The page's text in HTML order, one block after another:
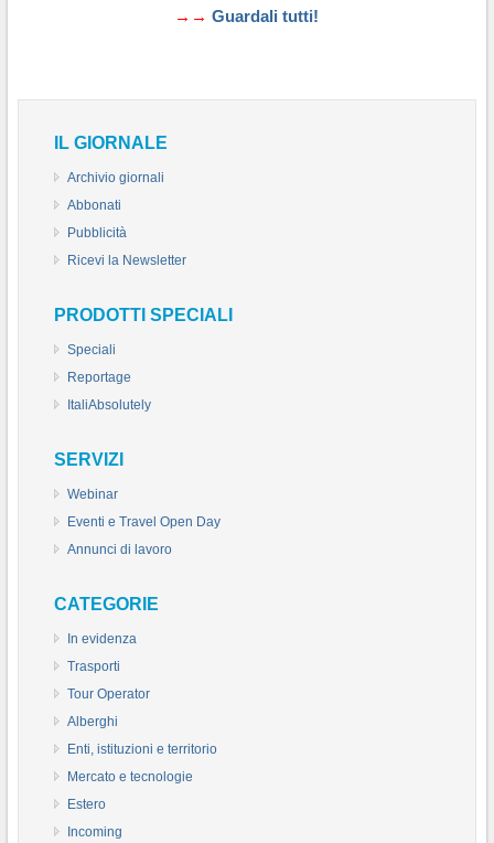
→→ Guardali tutti!
IL GIORNALE
Archivio giornali
Abbonati
Pubblicità
Ricevi la Newsletter
PRODOTTI SPECIALI
Speciali
Reportage
ItaliAbsolutely
SERVIZI
Webinar
Eventi e Travel Open Day
Annunci di lavoro
CATEGORIE
In evidenza
Trasporti
Tour Operator
Alberghi
Enti, istituzioni e territorio
Mercato e tecnologie
Estero
Incoming